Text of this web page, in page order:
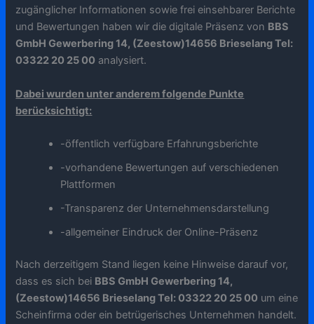
zugänglicher Informationen sowie frei einsehbarer Berichte
und Bewertungen haben wir die digitale Präsenz von BBS
GmbH Gewerbering 14, (Zeestow)14656 Brieselang Tel:
03322 20 25 00 analysiert.
Dabei wurden unter anderem folgende Punkte
berücksichtigt:
-öffentlich verfügbare Erfahrungsberichte
-vorhandene Bewertungen auf verschiedenen
Plattformen
-Transparenz der Unternehmensdarstellung
-allgemeiner Eindruck der Online-Präsenz
Nach derzeitigem Stand liegen keine Hinweise darauf vor,
dass es sich bei BBS GmbH Gewerbering 14,
(Zeestow)14656 Brieselang Tel: 03322 20 25 00 um eine
Scheinfirma oder ein betrügerisches Unternehmen handelt.